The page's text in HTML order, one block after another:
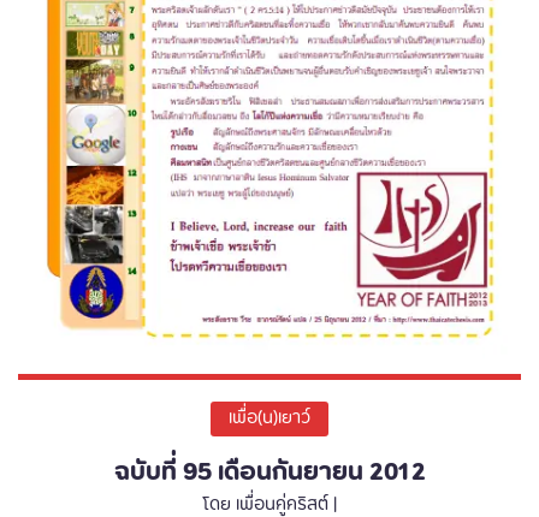
เพื่อ(น)เยาว์
ฉบับที่ 95 เดือนกันยายน 2012
โดย เพื่อนคู่คริสต์ |